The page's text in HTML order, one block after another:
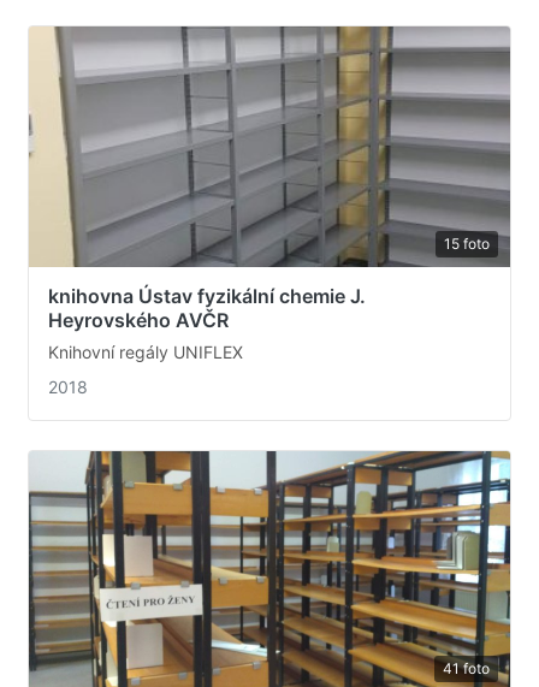
15 foto
knihovna Ústav fyzikální chemie J.
Heyrovského AVČR
Knihovní regály UNIFLEX
2018
41 foto